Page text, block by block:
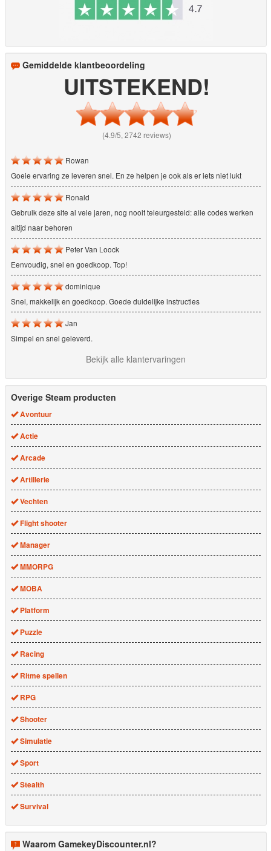
Gemiddelde klantbeoordeling
UITSTEKEND!
(4.9/5, 2742 reviews)
Rowan
Goeie ervaring ze leveren snel. En ze helpen je ook als er iets niet lukt
Ronald
Gebruik deze site al vele jaren, nog nooit teleurgesteld: alle codes werken
altijd naar behoren
Peter Van Loock
Eenvoudig, snel en goedkoop. Top!
dominique
Snel, makkelijk en goedkoop. Goede duidelijke instructies
Jan
Simpel en snel geleverd.
Bekijk alle klantervaringen
Overige Steam producten
Avontuur
Actie
Arcade
Artillerie
Vechten
Flight shooter
Manager
MMORPG
MOBA
Platform
Puzzle
Racing
Ritme spellen
RPG
Shooter
Simulatie
Sport
Stealth
Survival
Waarom GamekeyDiscounter.nl?